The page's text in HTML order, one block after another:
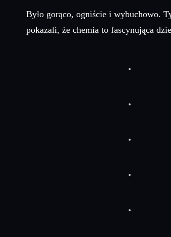
Było gorąco, ogniście i wybuchowo.
pokazali, że chemia to fascynująca